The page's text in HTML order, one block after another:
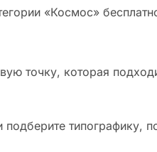
«Космос»
точку, которая
подберите типографику,